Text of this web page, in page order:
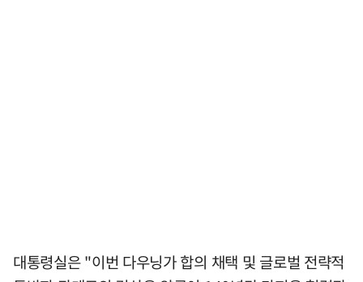
대통령실은 "이번 다우닝가 합의 채택 및 글로벌 전략적